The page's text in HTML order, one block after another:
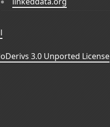
3.0 Unported License